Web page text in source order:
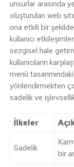
unsurlar arasında
oluşturulan web
ona etkili bir
kullanıcı
sezgisel hale
kullanıcıların
menü
yönlendirmekten
sadelik ve
İlkeler
Sadelik
bir